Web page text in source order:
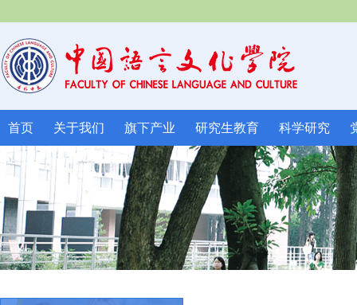
首页 关于我们 旗下产业 研究生教育 科学研究